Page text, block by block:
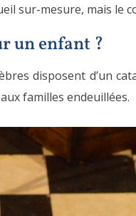
sur-mesure, mais le
un enfant ?
disposent d’un
familles endeuillées.